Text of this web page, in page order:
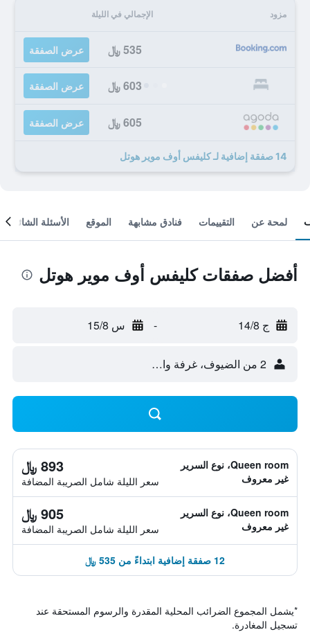
مزود الإجمالي في الليلة
535 ﷼ عرض الصفقة
603 ﷼ عرض الصفقة
605 ﷼ عرض الصفقة
14 صفقة إضافية لـ كليفس أوف موير هوتل
لمحة عن التقييمات فنادق مشابهة الموقع الأسئلة الشائعة
أفضل صفقات كليفس أوف موير هوتل
ج 14/8 - س 15/8
2 من الضيوف، غرفة واحدة
Queen room، نوع السرير
غير معروف
893 ﷼
سعر الليلة شامل الصريبة المضافة
Queen room، نوع السرير
غير معروف
905 ﷼
سعر الليلة شامل الصريبة المضافة
12 صفقة إضافية ابتداءً من 535 ﷼
*يشمل المجموع الضرائب المحلية المقدرة والرسوم المستحقة عند
تسجيل المغادرة.